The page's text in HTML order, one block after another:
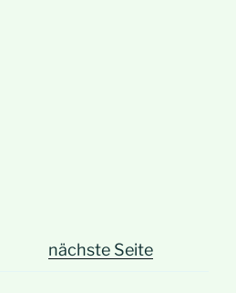
nächste Seite